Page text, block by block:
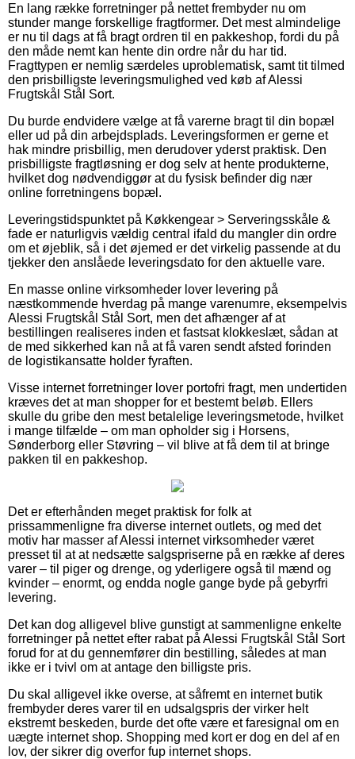
En lang række forretninger på nettet frembyder nu om
stunder mange forskellige fragtformer. Det mest almindelige
er nu til dags at få bragt ordren til en pakkeshop, fordi du på
den måde nemt kan hente din ordre når du har tid.
Fragttypen er nemlig særdeles uproblematisk, samt tit tilmed
den prisbilligste leveringsmulighed ved køb af Alessi
Frugtskål Stål Sort.
Du burde endvidere vælge at få varerne bragt til din bopæl
eller ud på din arbejdsplads. Leveringsformen er gerne et
hak mindre prisbillig, men derudover yderst praktisk. Den
prisbilligste fragtløsning er dog selv at hente produkterne,
hvilket dog nødvendiggør at du fysisk befinder dig nær
online forretningens bopæl.
Leveringstidspunktet på Køkkengear > Serveringsskåle &
fade er naturligvis vældig central ifald du mangler din ordre
om et øjeblik, så i det øjemed er det virkelig passende at du
tjekker den anslåede leveringsdato for den aktuelle vare.
En masse online virksomheder lover levering på
næstkommende hverdag på mange varenumre, eksempelvis
Alessi Frugtskål Stål Sort, men det afhænger af at
bestillingen realiseres inden et fastsat klokkeslæt, sådan at
de med sikkerhed kan nå at få varen sendt afsted forinden
de logistikansatte holder fyraften.
Visse internet forretninger lover portofri fragt, men undertiden
kræves det at man shopper for et bestemt beløb. Ellers
skulle du gribe den mest betalelige leveringsmetode, hvilket
i mange tilfælde – om man opholder sig i Horsens,
Sønderborg eller Støvring – vil blive at få dem til at bringe
pakken til en pakkeshop.
Det er efterhånden meget praktisk for folk at
prissammenligne fra diverse internet outlets, og med det
motiv har masser af Alessi internet virksomheder været
presset til at at nedsætte salgspriserne på en række af deres
varer – til piger og drenge, og yderligere også til mænd og
kvinder – enormt, og endda nogle gange byde på gebyrfri
levering.
Det kan dog alligevel blive gunstigt at sammenligne enkelte
forretninger på nettet efter rabat på Alessi Frugtskål Stål Sort
forud for at du gennemfører din bestilling, således at man
ikke er i tvivl om at antage den billigste pris.
Du skal alligevel ikke overse, at såfremt en internet butik
frembyder deres varer til en udsalgspris der virker helt
ekstremt beskeden, burde det ofte være et faresignal om en
uægte internet shop. Shopping med kort er dog en del af en
lov, der sikrer dig overfor fup internet shops.